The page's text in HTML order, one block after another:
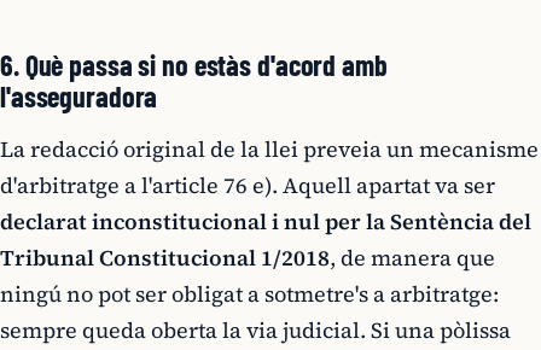
6. Què passa si no estàs d'acord amb
l'asseguradora
La redacció original de la llei preveia un mecanisme
d'arbitratge a l'article 76 e). Aquell apartat va ser
declarat inconstitucional i nul per la Sentència del
Tribunal Constitucional 1/2018, de manera que
ningú no pot ser obligat a sotmetre's a arbitratge:
sempre queda oberta la via judicial. Si una pòlissa